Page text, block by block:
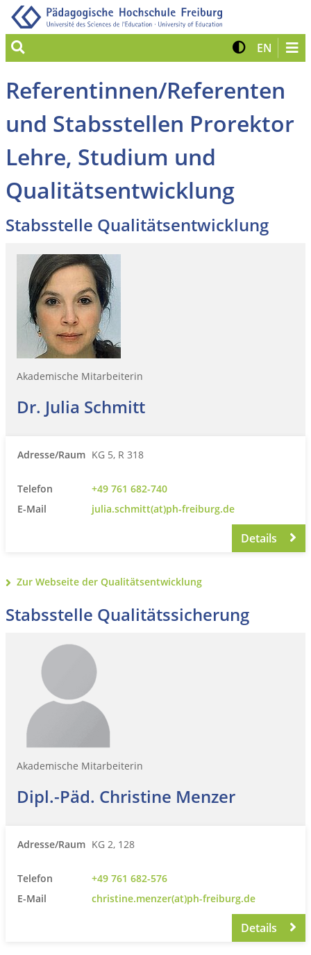
Suche Kontrast
EN Zur
Referentinnen/Referenten
und Stabsstellen Prorektor
Lehre, Studium und
Qualitätsentwicklung
Stabsstelle Qualitätsentwicklung
Akademische Mitarbeiterin
Dr. Julia Schmitt
Adresse/Raum KG 5, R 318
Telefon
+49 761 682-740
E-Mail
julia.schmitt(at)ph-freiburg.de
Details
Zur Webseite der Qualitätsentwicklung
Stabsstelle Qualitätssicherung
Akademische Mitarbeiterin
Dipl.-Päd. Christine Menzer
Adresse/Raum KG 2, 128
Telefon
+49 761 682-576
E-Mail
christine.menzer(at)ph-freiburg.de
Details